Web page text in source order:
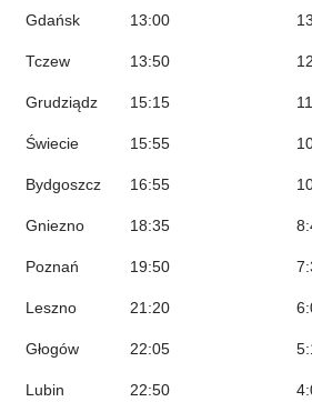
Gdańsk 13:00
Tczew 13:50
Grudziądz 15:15
Świecie 15:55
Bydgoszcz 16:55
Gniezno 18:35
Poznań 19:50
Leszno 21:20
Głogów 22:05
Lubin 22:50